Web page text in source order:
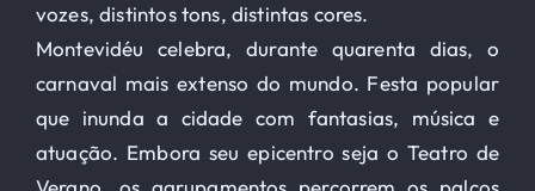
vozes, distintos tons, distintas cores.
Montevidéu celebra, durante quarenta dias, o
carnaval mais extenso do mundo. Festa popular
que inunda a cidade com fantasias, música e
atuação. Embora seu epicentro seja o Teatro de